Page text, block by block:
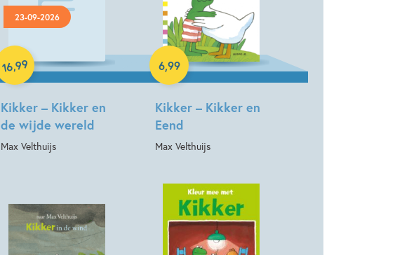
Vriendschap Max Velthuijs
23-09-2026
Kikker – Kikker en
de wijde wereld
Max Velthuijs
16,99
Hardcover
Kikker – Kikker en
Eend
Max Velthuijs
6,99
Hardcover